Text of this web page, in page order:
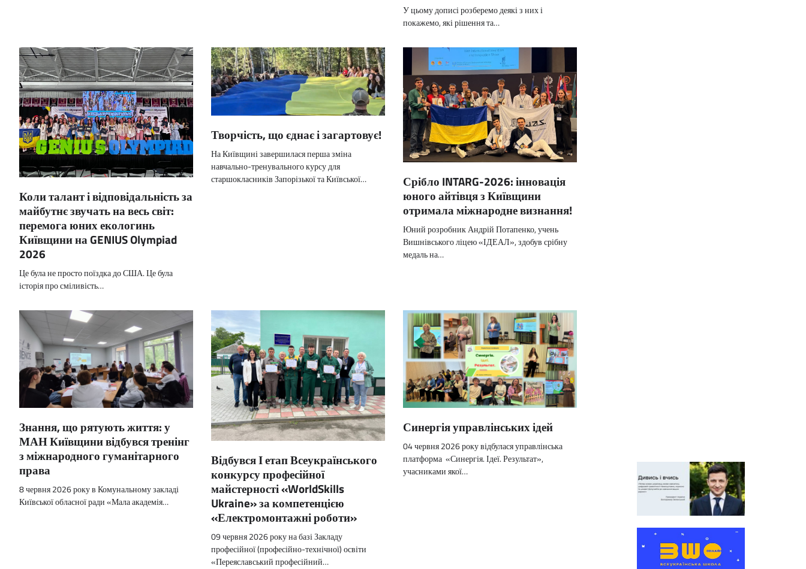
У цьому дописі розберемо деякі з них і
покажемо, які рішення та…
Коли талант і відповідальність за
майбутнє звучать на весь світ:
перемога юних екологинь
Київщини на GENIUS Olympiad
2026
Це була не просто поїздка до США. Це була
історія про сміливість…
Творчість, що єднає і загартовує!
На Київщині завершилася перша зміна
навчально-тренувального курсу для
старшокласників Запорізької та Київської…
Срібло INTARG-2026: інновація
юного айтівця з Київщини
отримала міжнародне визнання!
Юний розробник Андрій Потапенко, учень
Вишнівського ліцею «ІДЕАЛ», здобув срібну
медаль на…
Знання, що рятують життя: у
МАН Київщини відбувся тренінг
з міжнародного гуманітарного
права
8 червня 2026 року в Комунальному закладі
Київської обласної ради «Мала академія…
Відбувся І етап Всеукраїнського
конкурсу професійної
майстерності «WorldSkills
Ukraine» за компетенцією
«Електромонтажні роботи»
09 червня 2026 року на базі Закладу
професійної (професійно-технічної) освіти
«Переяславський професійний…
Синергія управлінських ідей
04 червня 2026 року відбулася управлінська
платформа «Синергія. Ідеї. Результат»,
учасниками якої…